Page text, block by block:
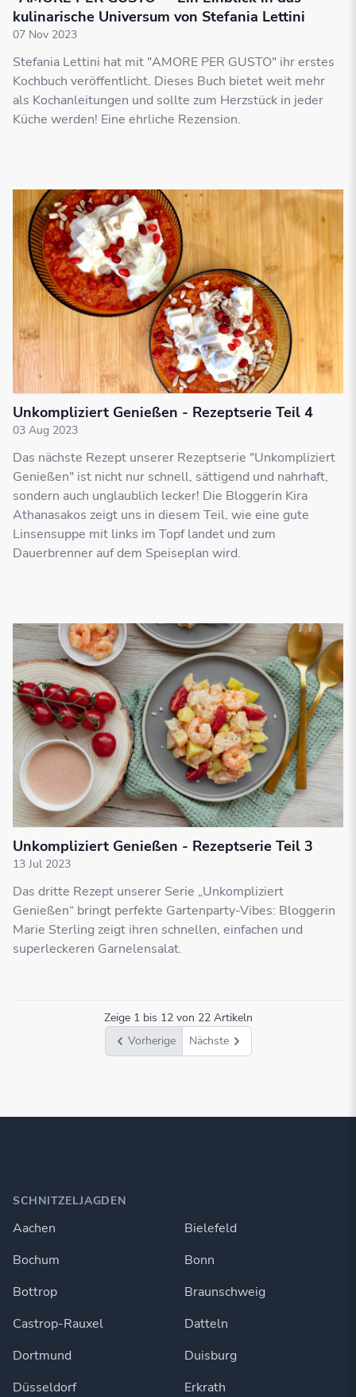
kulinarische Universum von Stefania Lettini
07 Nov 2023
Stefania Lettini hat mit "AMORE PER GUSTO" ihr erstes
Kochbuch veröffentlicht. Dieses Buch bietet weit mehr
als Kochanleitungen und sollte zum Herzstück in jeder
Küche werden! Eine ehrliche Rezension.
Unkompliziert Genießen - Rezeptserie Teil 4
03 Aug 2023
Das nächste Rezept unserer Rezeptserie "Unkompliziert
Genießen" ist nicht nur schnell, sättigend und nahrhaft,
sondern auch unglaublich lecker! Die Bloggerin Kira
Athanasakos zeigt uns in diesem Teil, wie eine gute
Linsensuppe mit links im Topf landet und zum
Dauerbrenner auf dem Speiseplan wird.
Unkompliziert Genießen - Rezeptserie Teil 3
13 Jul 2023
Das dritte Rezept unserer Serie „Unkompliziert
Genießen“ bringt perfekte Gartenparty-Vibes: Bloggerin
Marie Sterling zeigt ihren schnellen, einfachen und
superleckeren Garnelensalat.
Zeige 1bis 12von 22 Artikeln
Vorherige
Nächste
SCHNITZELJAGDEN
Aachen
Bielefeld
Bochum
Bonn
Bottrop
Braunschweig
Castrop-Rauxel
Datteln
Dortmund
Duisburg
Düsseldorf
Erkrath